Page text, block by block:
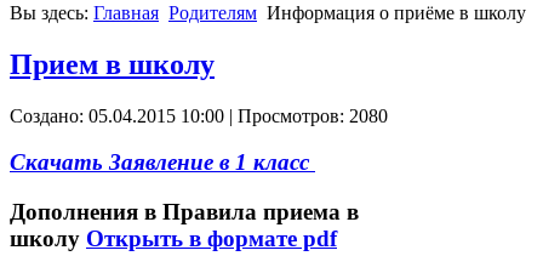
Вы здесь: Главная Родителям Информация о приёме в школу
Прием в школу
Создано: 05.04.2015 10:00 | Просмотров: 2080
Скачать Заявление в 1 класс
Дополнения в Правила приема в
школу Открыть в формате pdf